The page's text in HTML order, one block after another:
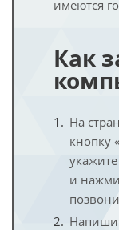
имеются
Как
На
кнопку
и